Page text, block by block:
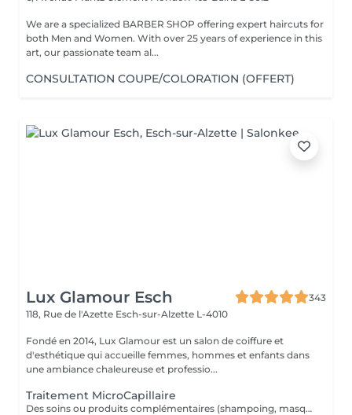
We are a specialized BARBER SHOP offering expert haircuts for
both Men and Women. With over 25 years of experience in this
art, our passionate team al...
CONSULTATION COUPE/COLORATION (OFFERT)
Lux Glamour Esch
343
118, Rue de l'Azette Esch-sur-Alzette L-4010
Fondé en 2014, Lux Glamour est un salon de coiffure et
d'esthétique qui accueille femmes, hommes et enfants dans
une ambiance chaleureuse et professio...
Traitement MicroCapillaire
Des soins ou produits complémentaires (shampoing, masques, hydratations profondes, fixateurs, etc.) peuvent être suggérés lors de votre venue, selon l'état de vos cheveux et vos objectifs beauté. Ces compléments ne figurent pas dans la réservation en ligne. Ces options peuvent entraîner un coût supplémentaire, toujours communiqué clairement avant toute application.